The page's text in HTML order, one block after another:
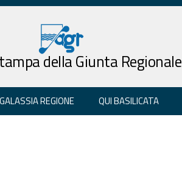
della Giunta Regionale
GALASSIA REGIONE QUI BASILICATA